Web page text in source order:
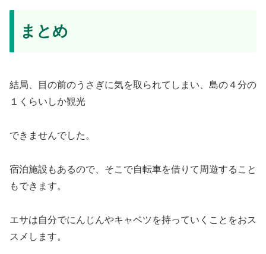
まとめ
結局、目の前のうさぎに気を取られてしまい、島の４分の
１くらいしか観光
できませんでした。
宿泊施設もあるので、そこで自転車を借りて周遊すること
もできます。
エサは自分でにんじんやキャベツを持っていくことをおス
スメします。